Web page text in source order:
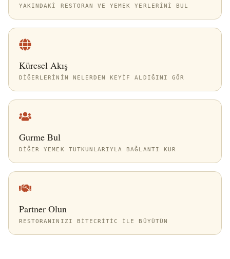
YAKINDAKI RESTORAN VE YEMEK YERLERINI BUL
Küresel Akış
DIĞERLERININ NELERDEN KEYIF ALDIĞINI GÖR
Gurme Bul
DIĞER YEMEK TUTKUNLARIYLA BAĞLANTI KUR
Partner Olun
RESTORANINIZI BITECRITIC ILE BÜYÜTÜN